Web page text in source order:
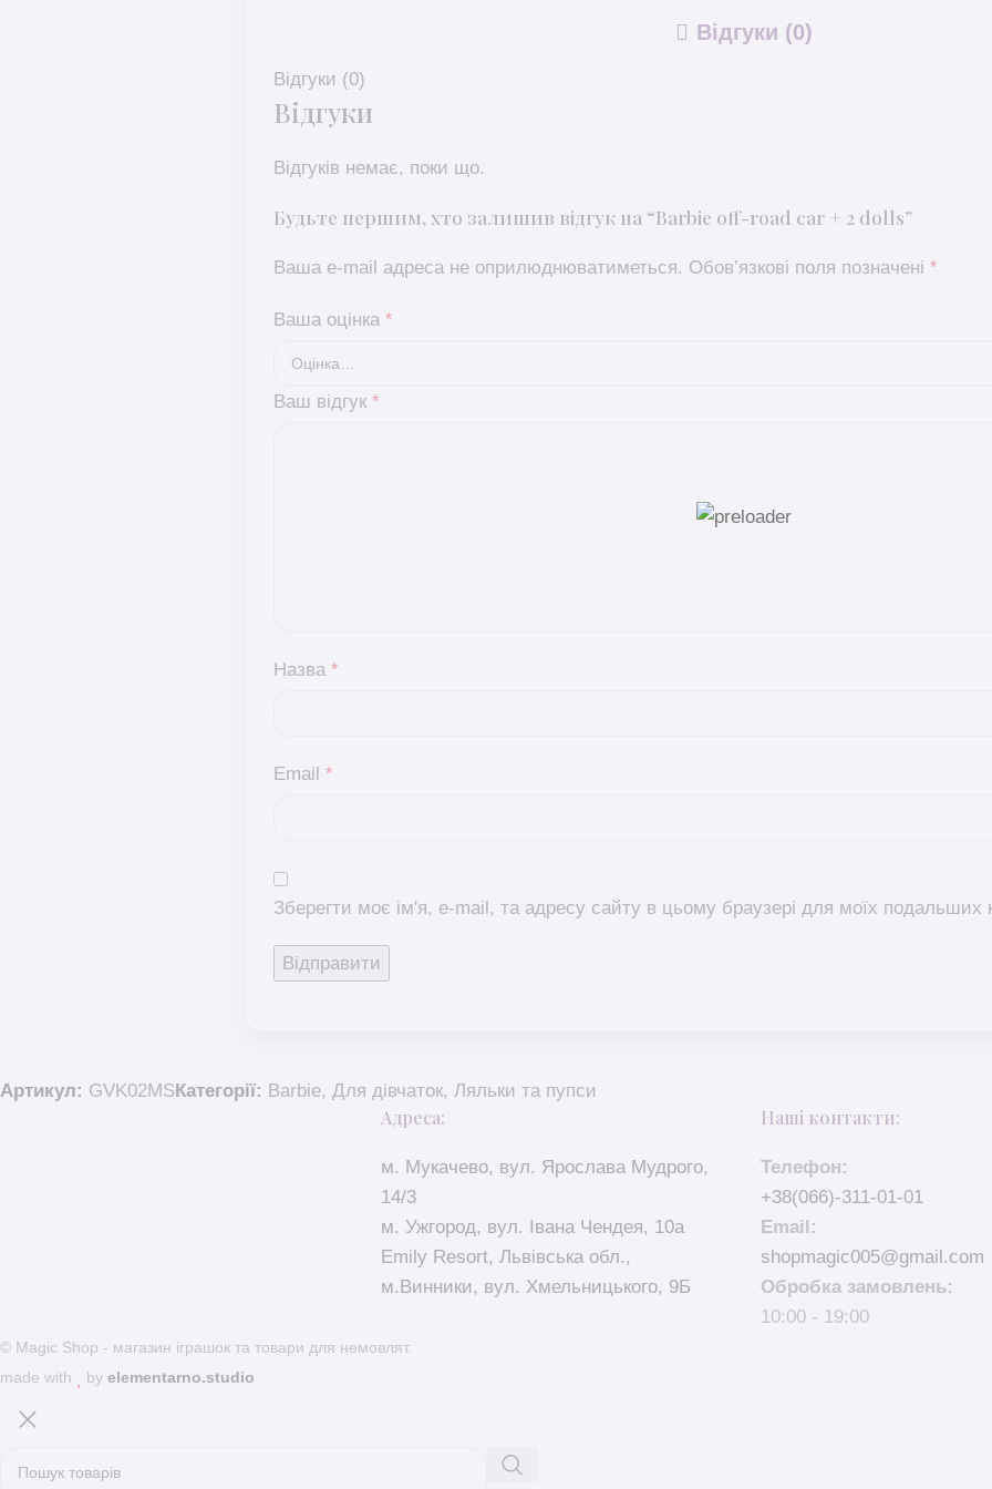
Відгуки (0)
Відгуки (0)
Відгуки
Відгуків немає, поки що.
Будьте першим, хто залишив відгук на “Barbie off-road car + 2 dolls”
Ваша e-mail адреса не оприлюднюватиметься. Обов’язкові поля позначені *
Ваша оцінка *
Ваш відгук *
Назва *
Email *
Зберегти моє ім'я, e-mail, та адресу сайту в цьому браузері для моїх подальших
Артикул: GVK02MSКатегорії: Barbie, Для дівчаток, Ляльки та пупси
Адреса:
м. Мукачево, вул. Ярослава Мудрого,
14/3
м. Ужгород, вул. Івана Чендея, 10а
Emily Resort, Львівська обл.,
м.Винники, вул. Хмельницького, 9Б
Наші контакти:
Телефон:
+38(066)-311-01-01
Email:
shopmagic005@gmail.com
Обробка замовлень:
10:00 - 19:00
© Magic Shop - магазин іграшок та товари для немовлят.
made with
by elementarno.studio